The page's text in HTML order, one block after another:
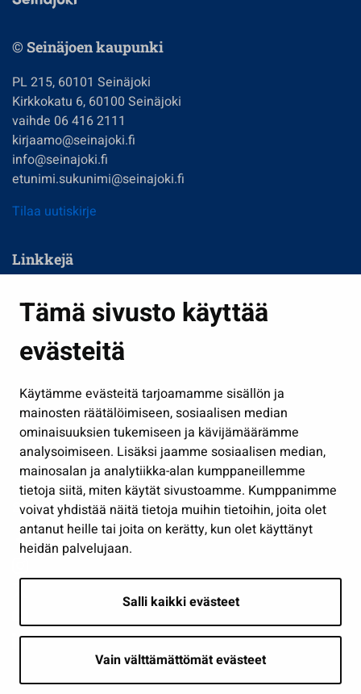
Tämä sivusto käyttää
evästeitä
Käytämme evästeitä tarjoamamme sisällön ja
mainosten räätälöimiseen, sosiaalisen median
ominaisuuksien tukemiseen ja kävijämäärämme
analysoimiseen. Lisäksi jaamme sosiaalisen median,
mainosalan ja analytiikka-alan kumppaneillemme
tietoja siitä, miten käytät sivustoamme. Kumppanimme
voivat yhdistää näitä tietoja muihin tietoihin, joita olet
antanut heille tai joita on kerätty, kun olet käyttänyt
heidän palvelujaan.
Salli kaikki evästeet
Vain välttämättömät evästeet
© Seinäjoen kaupunki
PL 215, 60101 Seinäjoki
Kirkkokatu 6, 60100 Seinäjoki
vaihde 06 416 2111
kirjaamo@seinajoki.fi
info@seinajoki.fi
etunimi.sukunimi@seinajoki.fi
Tilaa uutiskirje
Linkkejä
Kasvatus ja opetus
Kulttuuri ja liikunta
Työ ja yrittäminen
Osallistu ja asioi
Näytä omat evästeasetukseni
Seuraa meitä